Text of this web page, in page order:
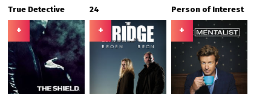
True Detective 24 Person of Interest
+ + +